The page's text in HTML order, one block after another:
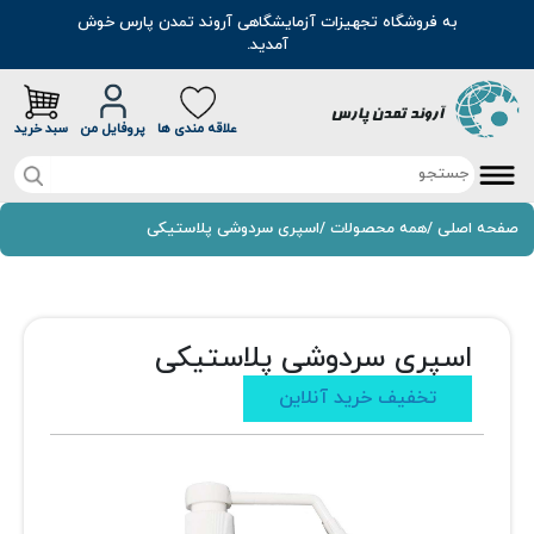
به فروشگاه تجهیزات آزمایشگاهی آروند تمدن پارس خوش
آمدید.
علاقه مندی ها پروفایل من سبد خرید
صفحه اصلی
موادشیمیایی
رنگ
مطالب
سوالات متداول
صفحه اصلی /همه محصولات /اسپری سردوشی پلاستیکی
اسپری سردوشی پلاستیکی
تخفیف خرید آنلاین